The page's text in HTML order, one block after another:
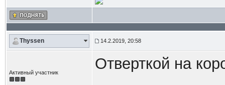
Thyssen 14.2.2019, 20:58
Активный участник Отверткой на